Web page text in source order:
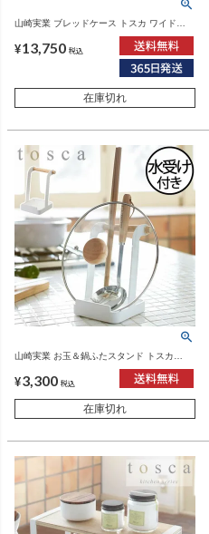
山崎実業 ブレッドケース トスカ ワイド
tosca | キッチン雑貨・トスカシリーズ
¥13,750 税込
在庫切れ
山崎実業 お玉＆鍋ふたスタンド トスカ
tosca | キッチン雑貨・トスカシリーズ
¥3,300 税込
在庫切れ